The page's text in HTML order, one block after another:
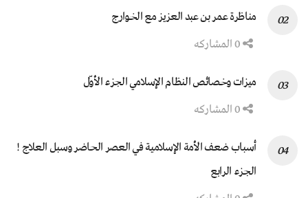
مناظرة عمر بن عبد العزيز مع الخوارج
ميزات وخصائص النظام الإسلامي الجزء الأوّل
أسباب ضعف الأمة الإسلامية في العصر الحاضر وسبل العلاج !
الجزء الرابع